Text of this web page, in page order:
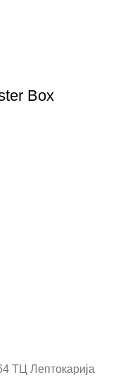
Box
ТЦ Лептокарија